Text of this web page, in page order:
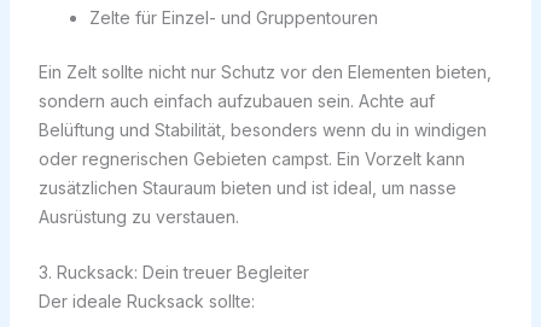
Zelte für Einzel- und Gruppentouren
Ein Zelt sollte nicht nur Schutz vor den Elementen bieten,
sondern auch einfach aufzubauen sein. Achte auf
Belüftung und Stabilität, besonders wenn du in windigen
oder regnerischen Gebieten campst. Ein Vorzelt kann
zusätzlichen Stauraum bieten und ist ideal, um nasse
Ausrüstung zu verstauen.
3. Rucksack: Dein treuer Begleiter
Der ideale Rucksack sollte: